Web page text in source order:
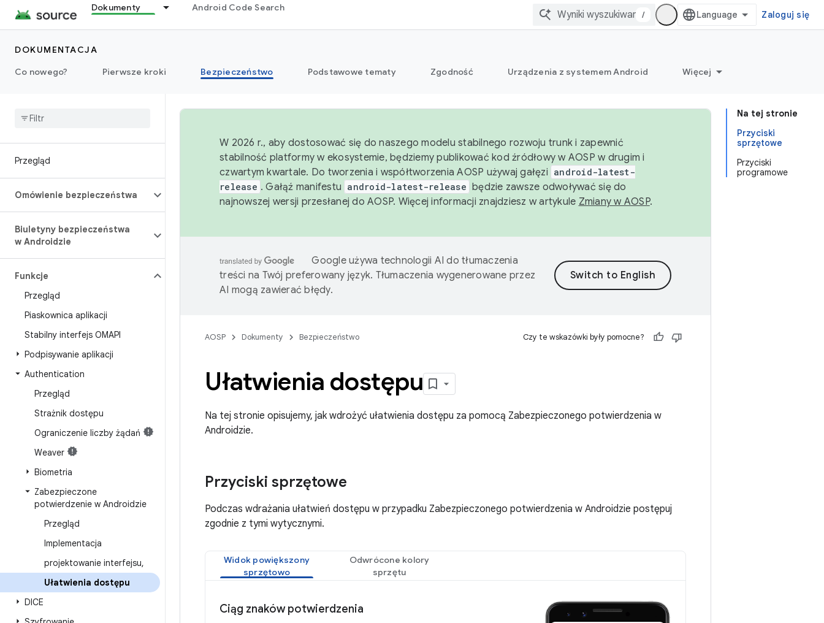
Dokumenty Android Code Search
/ Zaloguj się
DOKUMENTACJA
Co nowego?
Pierwsze kroki Bezpieczeństwo Podstawowe tematy Zgodność Urządzenia z systemem Android Więcej
Przegląd
Omówienie bezpieczeństwa
Biuletyny bezpieczeństwa
w Androidzie
Funkcje
Przegląd
Piaskownica aplikacji
Stabilny interfejs OMAPI
Podpisywanie aplikacji
Authentication
Przegląd
Strażnik dostępu
Ograniczenie liczby żądań
Weaver
Biometria
Zabezpieczone
potwierdzenie w Androidzie
Przegląd
Implementacja
projektowanie interfejsu,
Ułatwienia dostępu
DICE
Na tej stronie
Przyciski
sprzętowe
Przyciski
programowe
W 2026 r., aby dostosować się do naszego modelu stabilnego rozwoju trunk i zapewnić
stabilność platformy w ekosystemie, będziemy publikować kod źródłowy w AOSP w drugim i
czwartym kwartale. Do tworzenia i współtworzenia AOSP używaj gałęzi android-latest-
release . Gałąź manifestu android-latest-release będzie zawsze odwoływać się do
najnowszej wersji przesłanej do AOSP. Więcej informacji znajdziesz w artykule Zmiany w AOSP.
Google używa technologii AI do tłumaczenia
treści na Twój preferowany język. Tłumaczenia wygenerowane przez
AI mogą zawierać błędy.
AOSP Dokumenty Bezpieczeństwo Czy te wskazówki były pomocne?
Ułatwienia dostępu
Na tej stronie opisujemy, jak wdrożyć ułatwienia dostępu za pomocą Zabezpieczonego potwierdzenia w
Androidzie.
Przyciski sprzętowe
Podczas wdrażania ułatwień dostępu w przypadku Zabezpieczonego potwierdzenia w Androidzie postępuj
zgodnie z tymi wytycznymi.
Widok powiększony
sprzętowo
Odwrócone kolory
sprzętu
Ciąg znaków potwierdzenia